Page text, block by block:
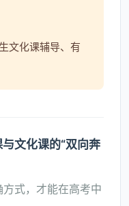
文化课辅导、有
文化课的“双向奔
式，才能在高考中